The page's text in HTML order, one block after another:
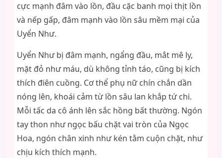
cực mạnh đâm vào lồn, đầu cặc banh mọi thịt lồn
và nếp gấp, đâm mạnh vào lồn sâu mềm mại của
Uyển Như.
Uyển Như bị đâm mạnh, ngẩng đầu, mắt mê ly,
mặt đỏ như máu, dù không tỉnh táo, cũng bị kích
thích điên cuồng. Cơ thể phụ nữ chín chắn dần
nóng lên, khoái cảm từ lồn sâu lan khắp tứ chi.
Mỗi tấc da cô ánh lên sắc hồng bất thường. Ngón
tay thon như ngọc bấu chặt vai tròn của Ngọc
Hoa, ngón chân xinh như kén tằm cuộn chặt, như
chịu kích thích mạnh.